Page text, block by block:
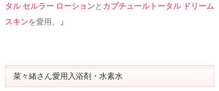
タル セルラー ローションと カプチュールトータル ドリーム
スキンを愛用。 」
菜々緒さん愛用入浴剤・水素水